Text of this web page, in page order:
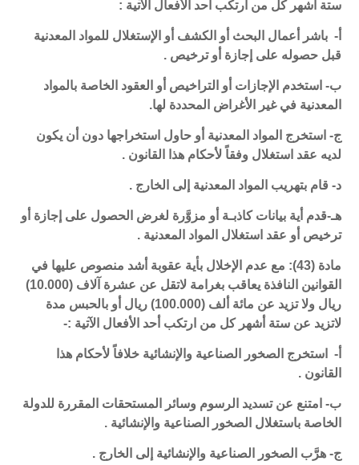
ستة أشهر كل من ارتكب أحد الأفعال الآتية :
أ- باشر أعمال البحث أو الكشف أو الإستغلال للمواد المعدنية
قبل حصوله على إجازة أو ترخيص .
ب- استخدم الإجازات أو التراخيص أو العقود الخاصة بالمواد
المعدنية في غير الأغراض المحددة لها.
ج- استخرج المواد المعدنية أو حاول استخراجها دون أن يكون
لديه عقد استغلال وفقاً لأحكام هذا القانون .
د- قام بتهريب المواد المعدنية إلى الخارج .
هـ-قدم أية بيانات كاذبـة أو مزوَّرة لغرض الحصول على إجازة أو
ترخيص أو عقد استغلال المواد المعدنية .
مادة (43): مع عدم الإخلال بأية عقوبة أشد منصوص عليها في
القوانين النافذة يعاقب بغرامة لاتقل عن عشرة آلاف (10.000)
ريال ولا تزيد عن مائة ألف (100.000) ريال أو بالحبس مدة
لاتزيد عن ستة أشهر كل من ارتكب أحد الأفعال الآتية :-
أ- استخرج الصخور الصناعية والإنشائية خلافاً لأحكام هذا
القانون .
ب- امتنع عن تسديد الرسوم وسائر المستحقات المقررة للدولة
الخاصة باستغلال الصخور الصناعية والإنشائية .
ج- هرَّب الصخور الصناعية والإنشائية إلى الخارج .